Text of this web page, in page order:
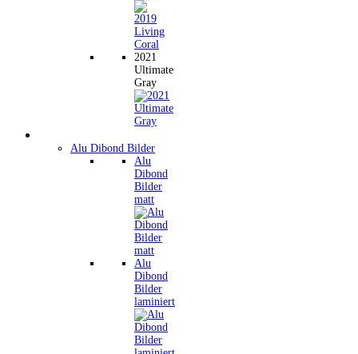
2021
Ultimate
Gray
Alu Dibond Bilder
Alu
Dibond
Bilder
matt
Alu
Dibond
Bilder
laminiert